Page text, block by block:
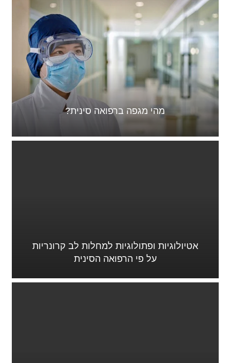
מהי מגפה ברפואה סינית?
אטיולוגיות ופתולוגיות למחלות לב קרונריות
על פי הרפואה הסינית